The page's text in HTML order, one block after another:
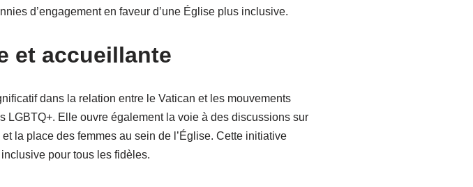
d’engagement en faveur d’une Église plus inclusive.
et accueillante
dans la relation entre le Vatican et les mouvements
LGBTQ+. Elle ouvre également la voie à des discussions sur
la place des femmes au sein de l’Église. Cette initiative
pour tous les fidèles.